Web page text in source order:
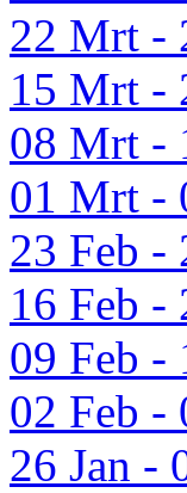
22 Mrt -
15 Mrt -
08 Mrt -
01 Mrt -
23 Feb -
16 Feb -
09 Feb -
02 Feb -
26 Jan -